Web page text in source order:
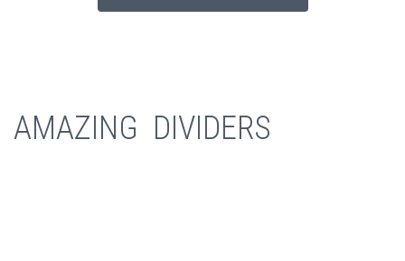
AMAZING DIVIDERS